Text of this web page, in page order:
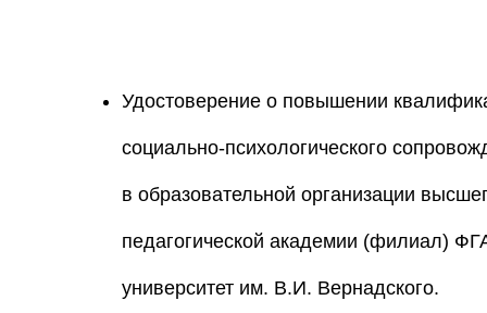
Удостоверение о повышении
социально-психологического
в образовательной организации
педагогической академии (филиал)
университет им. В.И. Вернадского.